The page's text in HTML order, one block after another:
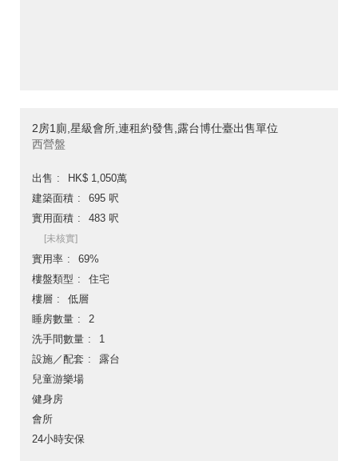
2房1廁,星級會所,連租約發售,露台博仕臺出售單位
西營盤
出售
HK$ 1,050萬
建築面積
695 呎
實用面積
483 呎
[未核實]
實用率
69%
樓盤類型
住宅
樓層
低層
睡房數量
2
洗手間數量
1
設施／配套
露台
兒童游樂場
健身房
會所
24小時安保